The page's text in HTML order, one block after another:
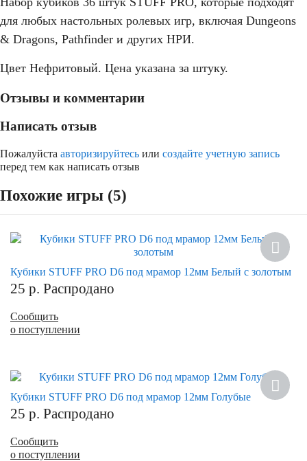
для любых настольных ролевых игр, включая Dungeons
& Dragons, Pathfinder и других НРИ.
Цвет Нефритовый. Цена указана за штуку.
Отзывы и комментарии
Написать отзыв
Пожалуйста авторизируйтесь или создайте учетную запись
перед тем как написать отзыв
Похожие игры (5)
Кубики STUFF PRO D6 под мрамор 12мм Белый с золотым
25 р. Распродано
Сообщить
о поступлении
Кубики STUFF PRO D6 под мрамор 12мм Голубые
25 р. Распродано
Сообщить
о поступлении